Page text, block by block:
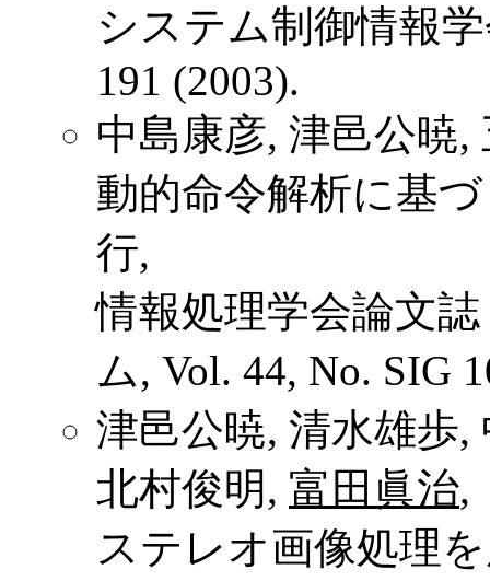
システム制御情報
191 (2003).
中島康彦, 津邑公暁
動的命令解析に基
行,
情報処理学会論文
ム, Vol. 44, No. SIG
津邑公暁, 清水雄歩,
北村俊明, 富田眞治,
ステレオ画像処理